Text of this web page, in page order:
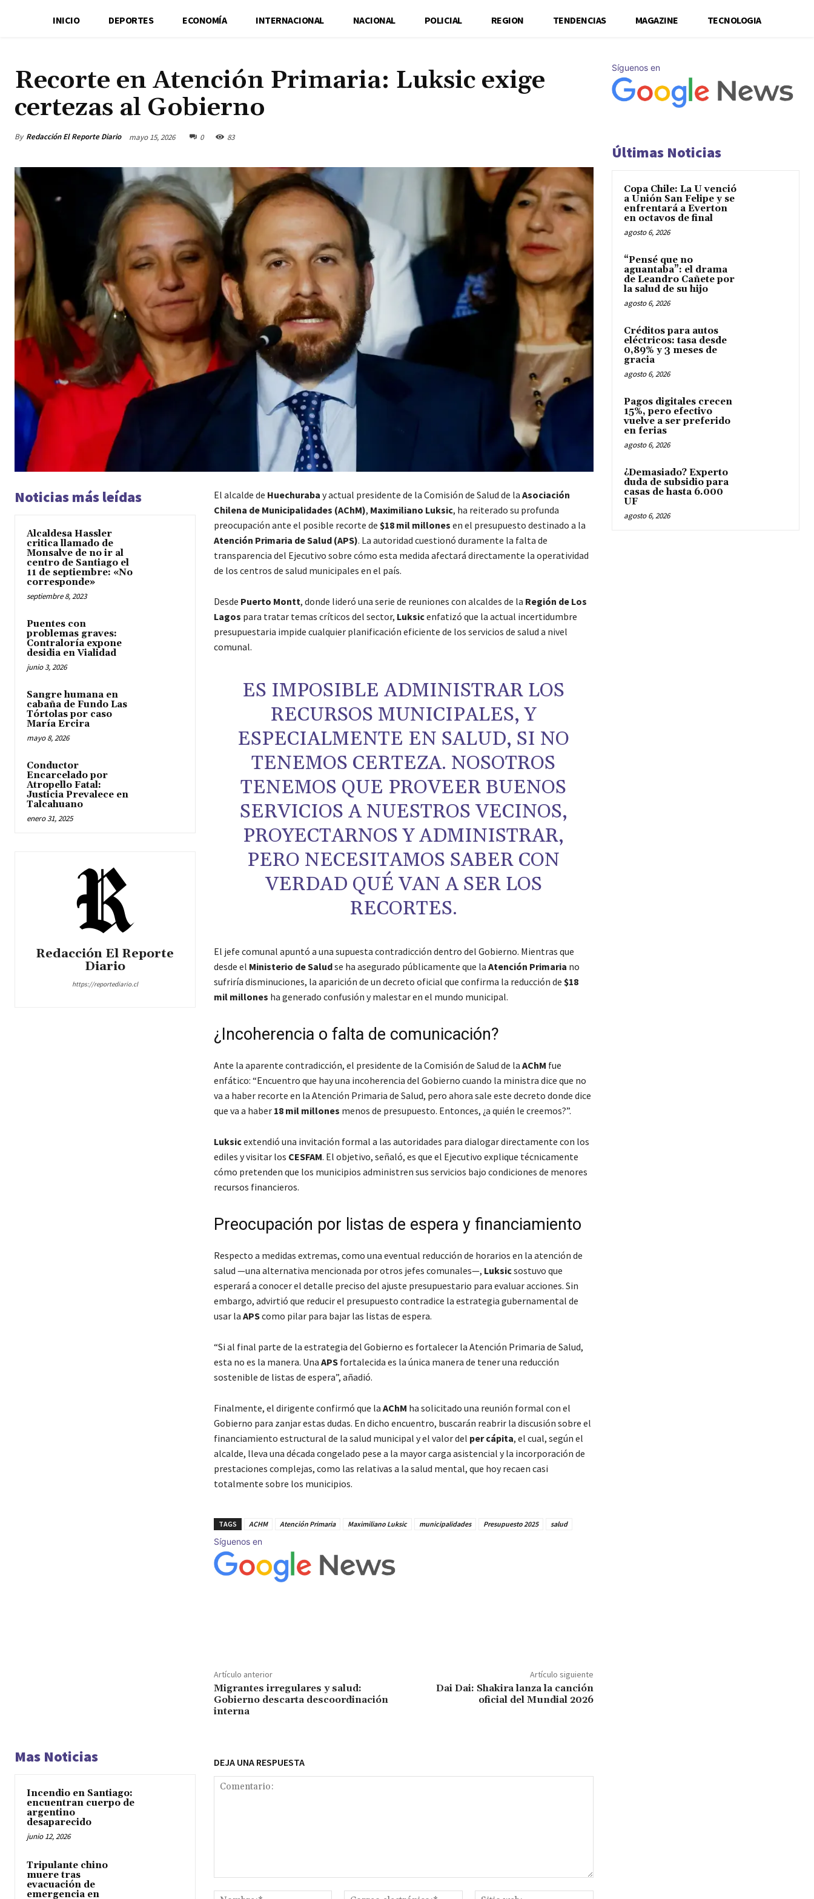
INICIO DEPORTES ECONOMÍA INTERNACIONAL NACIONAL POLICIAL REGION TENDENCIAS MAGAZINE TECNOLOGIA
Recorte en Atención Primaria: Luksic exige
certezas al Gobierno
By Redacción El Reporte Diario mayo 15, 2026 0 83
Noticias más leídas
Alcaldesa Hassler
critica llamado de
Monsalve de no ir al
centro de Santiago el
11 de septiembre: «No
corresponde»
septiembre 8, 2023
Puentes con
problemas graves:
Contraloría expone
desidia en Vialidad
junio 3, 2026
Sangre humana en
cabaña de Fundo Las
Tórtolas por caso
María Ercira
mayo 8, 2026
Conductor
Encarcelado por
Atropello Fatal:
Justicia Prevalece en
Talcahuano
enero 31, 2025
Redacción El Reporte
Diario
https://reportediario.cl
El alcalde de Huechuraba y actual presidente de la Comisión de Salud de la Asociación
Chilena de Municipalidades (AChM), Maximiliano Luksic, ha reiterado su profunda
preocupación ante el posible recorte de $18 mil millones en el presupuesto destinado a la
Atención Primaria de Salud (APS). La autoridad cuestionó duramente la falta de
transparencia del Ejecutivo sobre cómo esta medida afectará directamente la operatividad
de los centros de salud municipales en el país.
Desde Puerto Montt, donde lideró una serie de reuniones con alcaldes de la Región de Los
Lagos para tratar temas críticos del sector, Luksicenfatizó que la actual incertidumbre
presupuestaria impide cualquier planificación eficiente de los servicios de salud a nivel
comunal.
ES IMPOSIBLE ADMINISTRAR LOS
RECURSOS MUNICIPALES, Y
ESPECIALMENTE EN SALUD, SI NO
TENEMOS CERTEZA. NOSOTROS
TENEMOS QUE PROVEER BUENOS
SERVICIOS A NUESTROS VECINOS,
PROYECTARNOS Y ADMINISTRAR,
PERO NECESITAMOS SABER CON
VERDAD QUÉ VAN A SER LOS
RECORTES.
El jefe comunal apuntó a una supuesta contradicción dentro del Gobierno. Mientras que
desde el Ministerio de Saludse ha asegurado públicamente que la Atención Primaria no
sufriría disminuciones, la aparición de un decreto oficial que confirma la reducción de $18
mil millones ha generado confusión y malestar en el mundo municipal.
¿Incoherencia o falta de comunicación?
Ante la aparente contradicción, el presidente de la Comisión de Salud de la AChM fue
enfático: “Encuentro que hay una incoherencia del Gobierno cuando la ministra dice que no
va a haber recorte en la Atención Primaria de Salud, pero ahora sale este decreto donde dice
que va a haber 18 mil millones menos de presupuesto. Entonces, ¿a quién le creemos?”.
Luksicextendió una invitación formal a las autoridades para dialogar directamente con los
ediles y visitar los CESFAM. El objetivo, señaló, es que el Ejecutivo explique técnicamente
cómo pretenden que los municipios administren sus servicios bajo condiciones de menores
recursos financieros.
Preocupación por listas de espera y financiamiento
Respecto a medidas extremas, como una eventual reducción de horarios en la atención de
salud —una alternativa mencionada por otros jefes comunales—, Luksicsostuvo que
esperará a conocer el detalle preciso del ajuste presupuestario para evaluar acciones. Sin
embargo, advirtió que reducir el presupuesto contradice la estrategia gubernamental de
usar la APScomo pilar para bajar las listas de espera.
“Si al final parte de la estrategia del Gobierno es fortalecer la Atención Primaria de Salud,
esta no es la manera. Una APSfortalecida es la única manera de tener una reducción
sostenible de listas de espera”, añadió.
Finalmente, el dirigente confirmó que la AChM ha solicitado una reunión formal con el
Gobierno para zanjar estas dudas. En dicho encuentro, buscarán reabrir la discusión sobre el
financiamiento estructural de la salud municipal y el valor del per cápita, el cual, según el
alcalde, lleva una década congelado pese a la mayor carga asistencial y la incorporación de
prestaciones complejas, como las relativas a la salud mental, que hoy recaen casi
totalmente sobre los municipios.
TAGS ACHM Atención Primaria Maximiliano Luksic municipalidades Presupuesto 2025 salud
Síguenos en
Artículo anterior
Migrantes irregulares y salud:
Gobierno descarta descoordinación
interna
Artículo siguiente
Dai Dai: Shakira lanza la canción
oficial del Mundial 2026
Mas Noticias
Incendio en Santiago:
encuentran cuerpo de
argentino
desaparecido
junio 12, 2026
Tripulante chino
muere tras
evacuación de
emergencia en
DEJA UNA RESPUESTA
Nombre:*
Correo
Síguenos en
Últimas Noticias
Copa Chile: La U venció
a Unión San Felipe y se
enfrentará a Everton
en octavos de final
agosto 6, 2026
“Pensé que no
aguantaba”: el drama
de Leandro Cañete por
la salud de su hijo
agosto 6, 2026
Créditos para autos
eléctricos: tasa desde
0,89% y 3 meses de
gracia
agosto 6, 2026
Pagos digitales crecen
15%, pero efectivo
vuelve a ser preferido
en ferias
agosto 6, 2026
¿Demasiado? Experto
duda de subsidio para
casas de hasta 6.000
UF
agosto 6, 2026